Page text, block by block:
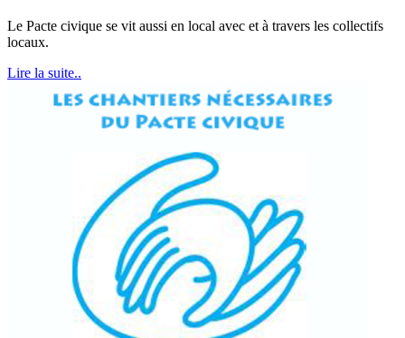
Le Pacte civique se vit aussi en local avec et à travers les collectifs
locaux.
Lire la suite..